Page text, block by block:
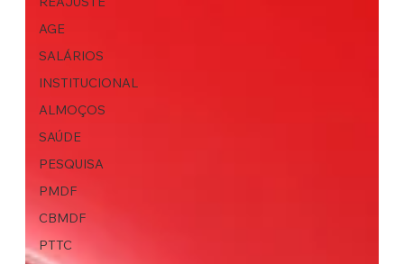
AGE
SALÁRIOS
INSTITUCIONAL
ALMOÇOS
SAÚDE
PESQUISA
PMDF
CBMDF
PTTC